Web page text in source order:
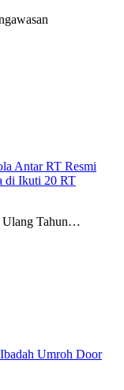
Antar RT Resmi
di Ikuti 20 RT
Ulang Tahun…
Umroh Door